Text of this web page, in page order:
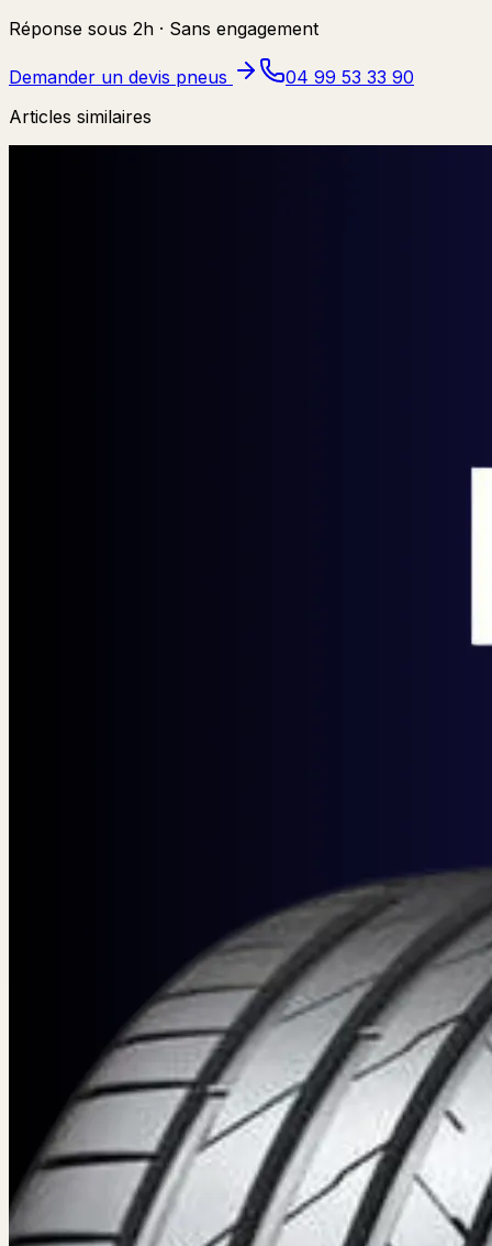
Réponse sous 2h · Sans engagement
Demander un devis pneus
04 99 53 33 90
Articles similaires